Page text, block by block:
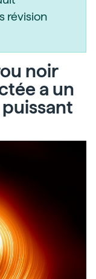
révision
noir
a un